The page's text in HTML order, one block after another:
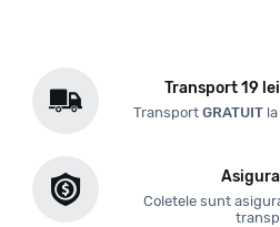
Transport 19
Transport GRATUITla
Coletele sunt